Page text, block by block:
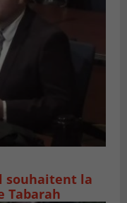
souhaitent la
Tabarah